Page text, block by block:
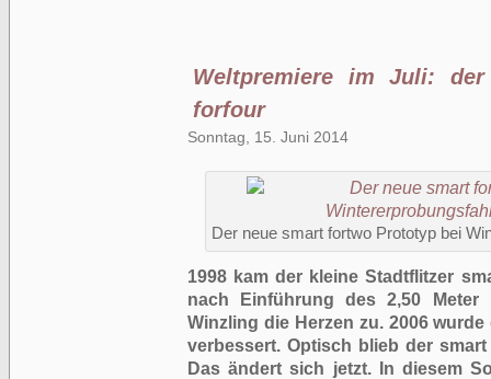
Weltpremiere im Juli:
forfour
Sonntag, 15. Juni 2014
Der neue smart fortwo Prototyp bei
1998 kam der kleine Stadtflitzer
nach Einführung des 2,50 Meter
Winzling die Herzen zu. 2006
verbessert. Optisch blieb der
Das ändert sich jetzt.
In diesem